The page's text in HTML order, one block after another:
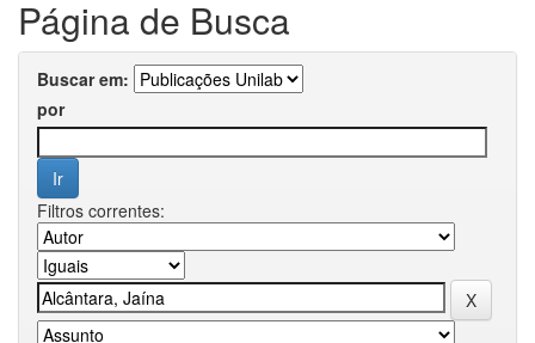
Página de Busca
Buscar em:
por
Filtros correntes: